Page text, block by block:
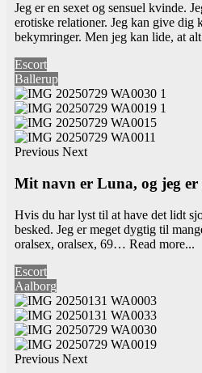
Jeg er en sexet og sensuel kvinde.
erotiske relationer. Jeg kan give dig
bekymringer. Men jeg kan lide, at
Escort
Ballerup
Previous Next
Mit navn er Luna, og jeg
Hvis du har lyst til at have det lidt
besked. Jeg er meget dygtig til
oralsex, oralsex, 69… Read more...
Escort
Aalborg
Previous Next